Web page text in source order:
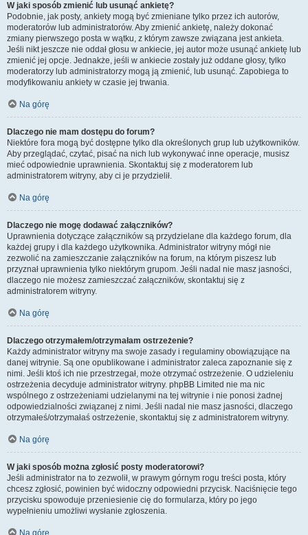
W jaki sposób zmienić lub usunąć ankietę?
Podobnie, jak posty, ankiety mogą być zmieniane tylko przez ich autorów,
moderatorów lub administratorów. Aby zmienić ankietę, należy dokonać
zmiany pierwszego posta w wątku, z którym zawsze związana jest ankieta.
Jeśli nikt jeszcze nie oddał głosu w ankiecie, jej autor może usunąć ankietę lub
zmienić jej opcje. Jednakże, jeśli w ankiecie zostały już oddane głosy, tylko
moderatorzy lub administratorzy mogą ją zmienić, lub usunąć. Zapobiega to
modyfikowaniu ankiety w czasie jej trwania.
Na górę
Dlaczego nie mam dostępu do forum?
Niektóre fora mogą być dostępne tylko dla określonych grup lub użytkowników.
Aby przeglądać, czytać, pisać na nich lub wykonywać inne operacje, musisz
mieć odpowiednie uprawnienia. Skontaktuj się z moderatorem lub
administratorem witryny, aby ci je przydzielił.
Na górę
Dlaczego nie mogę dodawać załączników?
Uprawnienia dotyczące załączników są przydzielane dla każdego forum, dla
każdej grupy i dla każdego użytkownika. Administrator witryny mógł nie
zezwolić na zamieszczanie załączników na forum, na którym piszesz lub
przyznał uprawnienia tylko niektórym grupom. Jeśli nadal nie masz jasności,
dlaczego nie możesz zamieszczać załączników, skontaktuj się z
administratorem witryny.
Na górę
Dlaczego otrzymałem/otrzymałam ostrzeżenie?
Każdy administrator witryny ma swoje zasady i regulaminy obowiązujące na
danej witrynie. Są one opublikowane i administrator zaleca zapoznanie się z
nimi. Jeśli ktoś ich nie przestrzegał, może otrzymać ostrzeżenie. O udzieleniu
ostrzeżenia decyduje administrator witryny. phpBB Limited nie ma nic
wspólnego z ostrzeżeniami udzielanymi na tej witrynie i nie ponosi żadnej
odpowiedzialności związanej z nimi. Jeśli nadal nie masz jasności, dlaczego
otrzymałeś/otrzymałaś ostrzeżenie, skontaktuj się z administratorem witryny.
Na górę
W jaki sposób można zgłosić posty moderatorowi?
Jeśli administrator na to zezwolił, w prawym górnym rogu treści posta, który
chcesz zgłosić, powinien być widoczny odpowiedni przycisk. Naciśnięcie tego
przycisku spowoduje przeniesienie cię do formularza, który po jego
wypełnieniu umożliwi wysłanie zgłoszenia.
Na górę